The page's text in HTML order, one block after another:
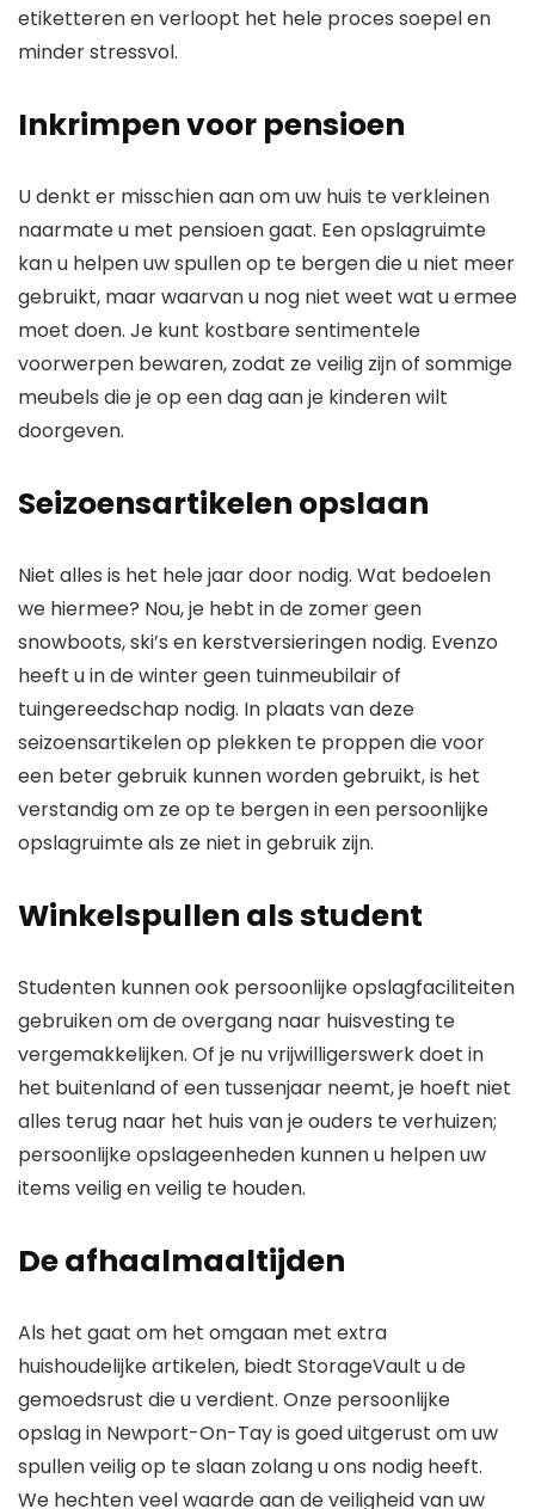
etiketteren en verloopt het hele proces soepel en
minder stressvol.
Inkrimpen voor pensioen
U denkt er misschien aan om uw huis te verkleinen
naarmate u met pensioen gaat. Een opslagruimte
kan u helpen uw spullen op te bergen die u niet meer
gebruikt, maar waarvan u nog niet weet wat u ermee
moet doen. Je kunt kostbare sentimentele
voorwerpen bewaren, zodat ze veilig zijn of sommige
meubels die je op een dag aan je kinderen wilt
doorgeven.
Seizoensartikelen opslaan
Niet alles is het hele jaar door nodig. Wat bedoelen
we hiermee? Nou, je hebt in de zomer geen
snowboots, ski’s en kerstversieringen nodig. Evenzo
heeft u in de winter geen tuinmeubilair of
tuingereedschap nodig. In plaats van deze
seizoensartikelen op plekken te proppen die voor
een beter gebruik kunnen worden gebruikt, is het
verstandig om ze op te bergen in een persoonlijke
opslagruimte als ze niet in gebruik zijn.
Winkelspullen als student
Studenten kunnen ook persoonlijke opslagfaciliteiten
gebruiken om de overgang naar huisvesting te
vergemakkelijken. Of je nu vrijwilligerswerk doet in
het buitenland of een tussenjaar neemt, je hoeft niet
alles terug naar het huis van je ouders te verhuizen;
persoonlijke opslageenheden kunnen u helpen uw
items veilig en veilig te houden.
De afhaalmaaltijden
Als het gaat om het omgaan met extra
huishoudelijke artikelen, biedt StorageVault u de
gemoedsrust die u verdient. Onze persoonlijke
opslag in Newport-On-Tay is goed uitgerust om uw
spullen veilig op te slaan zolang u ons nodig heeft.
We hechten veel waarde aan de veiligheid van uw